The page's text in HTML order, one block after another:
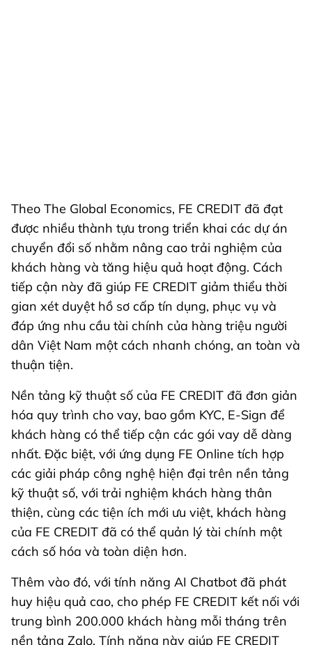
Theo The Global Economics, FE CREDIT đã đạt
được nhiều thành tựu trong triển khai các dự án
chuyển đổi số nhằm nâng cao trải nghiệm của
khách hàng và tăng hiệu quả hoạt động. Cách
tiếp cận này đã giúp FE CREDIT giảm thiểu thời
gian xét duyệt hồ sơ cấp tín dụng, phục vụ và
đáp ứng nhu cầu tài chính của hàng triệu người
dân Việt Nam một cách nhanh chóng, an toàn và
thuận tiện.
Nền tảng kỹ thuật số của FE CREDIT đã đơn giản
hóa quy trình cho vay, bao gồm KYC, E-Sign để
khách hàng có thể tiếp cận các gói vay dễ dàng
nhất. Đặc biệt, với ứng dụng FE Online tích hợp
các giải pháp công nghệ hiện đại trên nền tảng
kỹ thuật số, với trải nghiệm khách hàng thân
thiện, cùng các tiện ích mới ưu việt, khách hàng
của FE CREDIT đã có thể quản lý tài chính một
cách số hóa và toàn diện hơn.
Thêm vào đó, với tính năng AI Chatbot đã phát
huy hiệu quả cao, cho phép FE CREDIT kết nối với
trung bình 200.000 khách hàng mỗi tháng trên
nền tảng Zalo. Tính năng này giúp FE CREDIT